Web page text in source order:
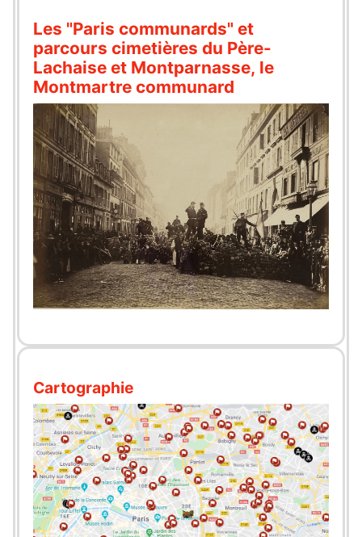
Les "Paris communards" et
parcours cimetières du Père-
Lachaise et Montparnasse, le
Montmartre communard
Cartographie